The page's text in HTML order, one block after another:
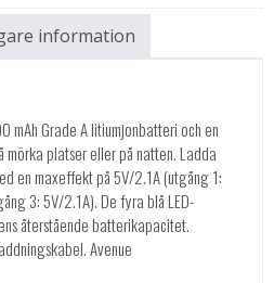
information
mAh Grade A litiumjonbatteri och en
mörka platser eller på natten. Ladda
en maxeffekt på 5V/2.1A (utgång 1:
3: 5V/2.1A). De fyra blå LED-
återstående batterikapacitet.
Avenue